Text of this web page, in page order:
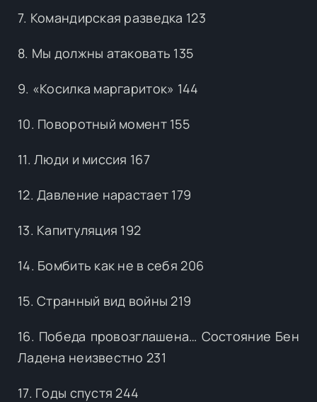
7. Командирская разведка 123
8. Мы должны атаковать 135
9. «Косилка маргариток» 144
10. Поворотный момент 155
11. Люди и миссия 167
12. Давление нарастает 179
13. Капитуляция 192
14. Бомбить как не в себя 206
15. Странный вид войны 219
16. Победа провозглашена… Состояние Бен
Ладена неизвестно 231
17. Годы спустя 244